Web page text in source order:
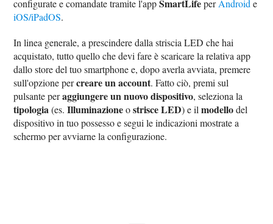
configurate e comandate tramite l'appSmartLifeperAndroid e
iOS/iPadOS.
In linea generale, a prescindere dalla striscia LED che hai
acquistato, tutto quello che devi fare è scaricare la relativa app
dallo store del tuo smartphone e, dopo averla avviata, premere
sull'opzione percreare un account. Fatto ciò, premi sul
pulsante peraggiungere un nuovo dispositivo, seleziona la
tipologia (es.Illuminazioneostrisce LED) e ilmodellodel
dispositivo in tuo possesso e segui le indicazioni mostrate a
schermo per avviarne la configurazione.